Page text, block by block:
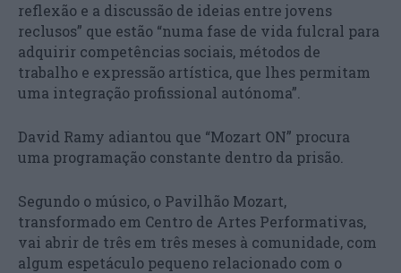
reflexão e a discussão de ideias entre jovens
reclusos” que estão “numa fase de vida fulcral para
adquirir competências sociais, métodos de
trabalho e expressão artística, que lhes permitam
uma integração profissional autónoma”.
David Ramy adiantou que “Mozart ON” procura
uma programação constante dentro da prisão.
Segundo o músico, o Pavilhão Mozart,
transformado em Centro de Artes Performativas,
vai abrir de três em três meses à comunidade, com
algum espetáculo pequeno relacionado com o